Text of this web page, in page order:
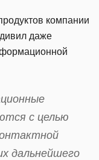
компании
даже
с целью
дальнейшего